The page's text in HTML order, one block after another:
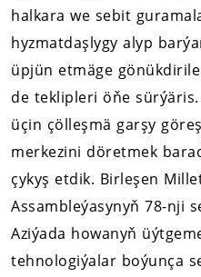
halkara we sebit
hyzmatdaşlygy alyp
üpjün etmäge
de teklipleri öňe
üçin çölleşmä garşy
merkezini döretmek
çykyş etdik. Birleşen
Assambleýasynyň 78-nji
Aziýada howanyň
tehnologiýalar boýunça